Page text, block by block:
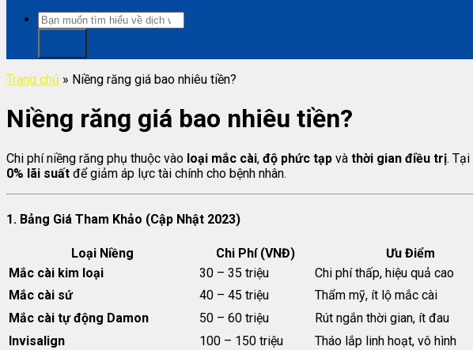
Trang chủ » Niềng răng giá bao nhiêu tiền?
Niềng răng giá bao nhiêu tiền?
Chi phí niềng răng phụ thuộc vào loại mắc cài, độ phức tạp và thời gian điều trị. Tại
0% lãi suất để giảm áp lực tài chính cho bệnh nhân.
1. Bảng Giá Tham Khảo (Cập Nhật 2023)
Loại Niềng Chi Phí (VNĐ)
Ưu Điểm
Mắc cài kim loại
30 – 35 triệu
Chi phí thấp, hiệu quả cao
Mắc cài sứ
40 – 45 triệu
Thẩm mỹ, ít lộ mắc cài
Mắc cài tự động Damon
50 – 60 triệu
Rút ngắn thời gian, ít đau
Invisalign
100 – 150 triệu Tháo lắp linh hoạt, vô hình